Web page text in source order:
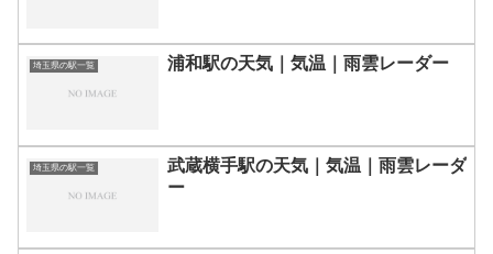
埼玉県の駅一覧 浦和駅の天気｜気温｜雨雲レーダー
埼玉県の駅一覧
武蔵横手駅の天気｜気温｜雨雲レーダ
ー